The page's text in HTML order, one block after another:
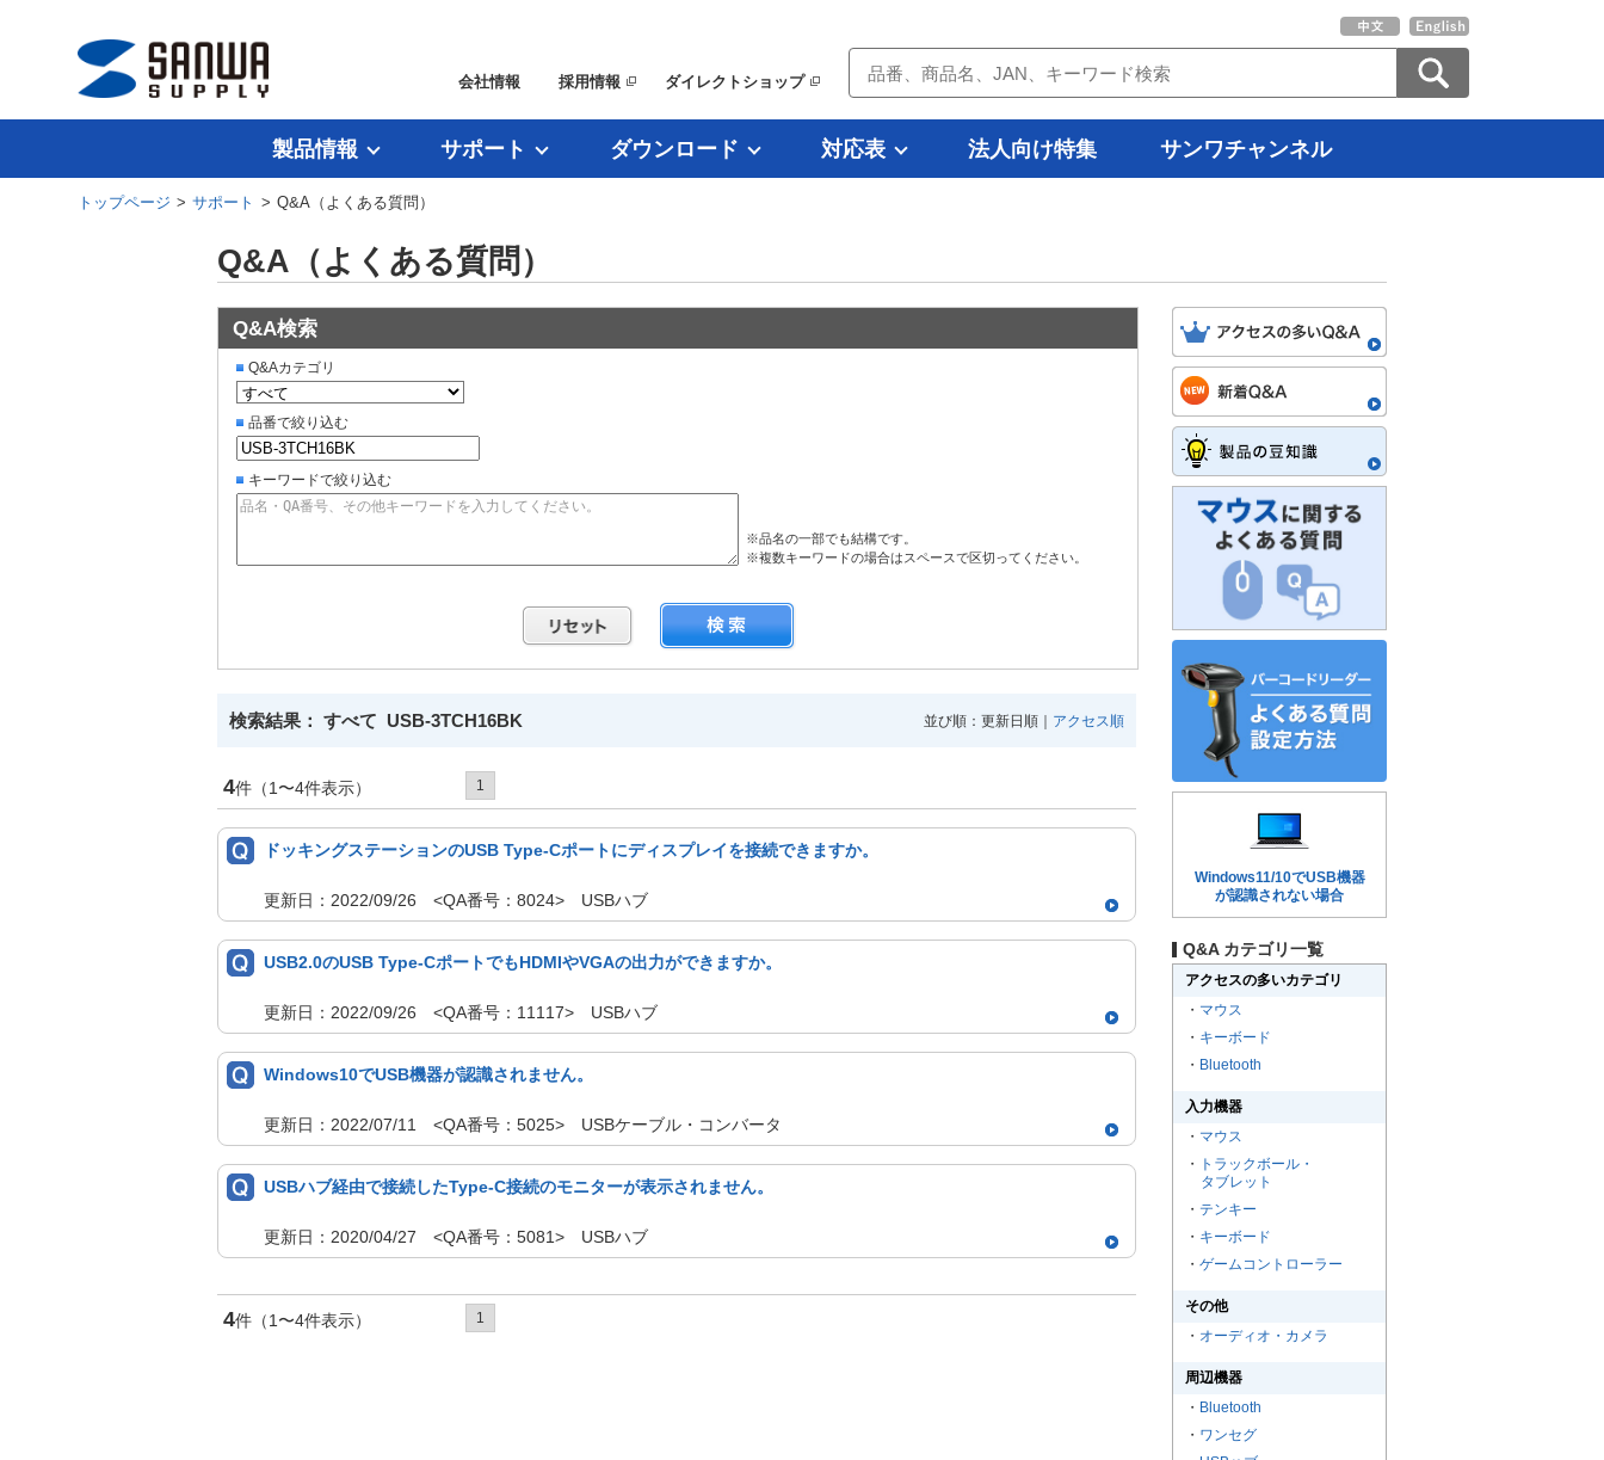
会社情報 採用情報 ダイレクトショップ
製品情報 サポート ダウンロード 対応表 法人向け特集 サンワチャンネル
トップページ >サポート > Q&A（よくある質問）
Q&A（よくある質問）
Q&A検索
Q&Aカテゴリ
品番で絞り込む
キーワードで絞り込む
※品名の一部でも結構です。
※複数キーワードの場合はスペースで区切ってください。
検索結果： すべて USB-3TCH16BK 並び順：更新日順｜ アクセス順
4件（1〜4件表示） 1
ドッキングステーションのUSB Type-Cポートにディスプレイを接続できますか。
更新日：2022/09/26 <QA番号：8024> USBハブ
USB2.0のUSB Type-CポートでもHDMIやVGAの出力ができますか。
更新日：2022/09/26 <QA番号：11117> USBハブ
Windows10でUSB機器が認識されません。
更新日：2022/07/11 <QA番号：5025> USBケーブル・コンバータ
USBハブ経由で接続したType-C接続のモニターが表示されません。
更新日：2020/04/27 <QA番号：5081> USBハブ
4件（1〜4件表示） 1
Windows11/10でUSB機器
が認識されない場合
Q&A カテゴリ一覧
アクセスの多いカテゴリ
・ マウス
・ キーボード
・ Bluetooth
入力機器
・ マウス
・
トラックボール・
タブレット
・ テンキー
・ キーボード
・ ゲームコントローラー
その他
・ オーディオ・カメラ
周辺機器
・ Bluetooth
・ ワンセグ